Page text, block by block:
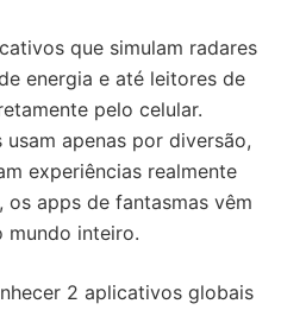
que simulam radares
energia e até leitores de
pelo celular.
apenas por diversão,
experiências realmente
os apps de fantasmas vêm
mundo inteiro.
2 aplicativos globais